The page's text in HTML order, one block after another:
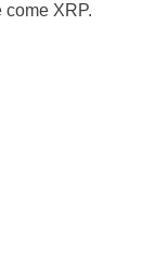
XRP.